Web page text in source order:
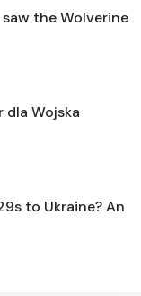
the Wolverine
dla Wojska
to Ukraine? An